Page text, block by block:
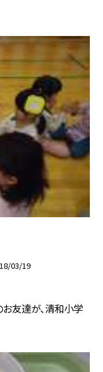
03/19
友達が、清和小学